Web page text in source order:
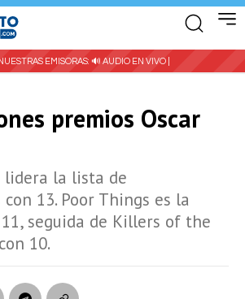
EMISORAS: 🔊 AUDIO EN VIVO |
premios Oscar
lidera la lista de
13. Poor Things es la
seguida de Killers of the
10.